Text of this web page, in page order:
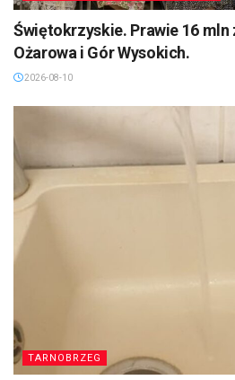
Świętokrzyskie. Prawie 16 mln
Ożarowa i Gór Wysokich.
2026-08-10
TARNOBRZEG